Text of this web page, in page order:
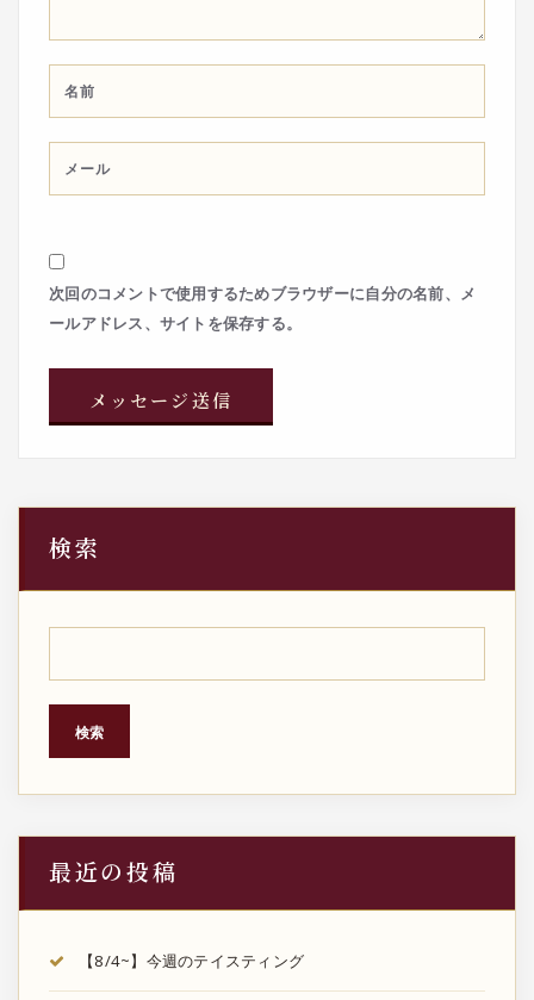
次回のコメントで使用するためブラウザーに自分の名前、メ
ールアドレス、サイトを保存する。
検索
検索
最近の投稿
【8/4~】今週のテイスティング